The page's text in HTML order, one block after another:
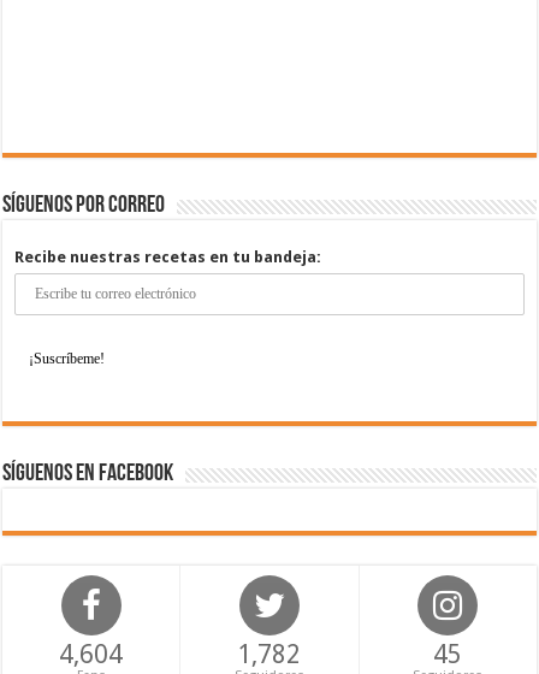
Síguenos por correo
Recibe nuestras recetas en tu bandeja:
Síguenos en Facebook
4,604 1,782 45